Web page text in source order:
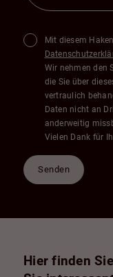
Mit diesem
Wir nehmen den
die Sie über
vertraulich
Daten nicht an
anderweitig
Vielen Dank für
Senden
Hier finden